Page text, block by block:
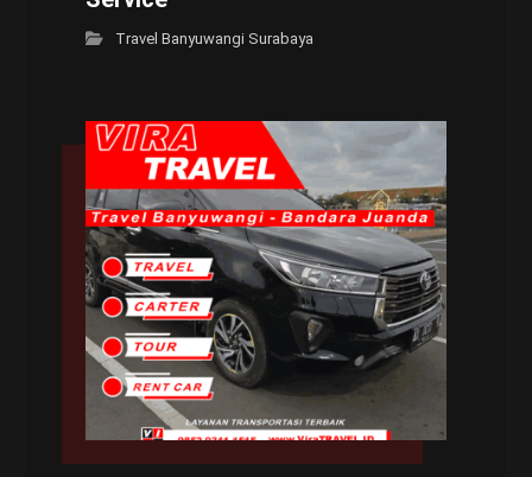
Travel Banyuwangi Surabaya